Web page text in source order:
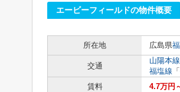
エービーフィールドの物件概要
所在地
広島県
交通
山陽本線
福塩線 「
賃料
4.7万円